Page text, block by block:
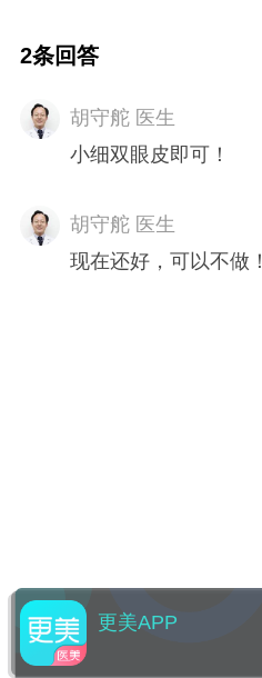
2条回答
胡守舵 医生
小细双眼皮即可！
胡守舵 医生
现在还好，可以不做！
更美APP